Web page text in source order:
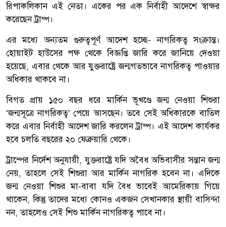
রিপাকলিকান এই নেতা। একের পর এক নির্বাহী আদেশে স্বাক্ষর
করেছেন ট্রাম্প।
এর মধ্যে অন্যতম গুরুত্বপূর্ণ আদেশ হচ্ছে- নাগরিকত্ব সংক্রান্ত।
হোয়াইট হাউসের পক্ষ থেকে বিজ্ঞপ্তি জারি করে জানিয়ে দেওয়া
হয়েছে, এবার থেকে আর যুক্তরাষ্ট্রে জন্মগতভাবে নাগরিকত্ব পাওয়ার
অধিকার থাকবে না।
বিগত প্রায় ১৫০ বছর ধরে মার্কিন ভূখণ্ডে জন্ম নেওয়া শিশুরা
‘জন্মসূত্রে নাগরিকত্ব’ পেয়ে আসছেন। তবে সেই অধিকারকে বাতিল
করে এবার নির্বাহী আদেশ জারি করলেন ট্রাম্প। এই আদেশ কার্যকর
হবে চলতি বছরের ২০ ফেব্রুয়ারি থেকে।
ট্রাম্পের নির্দেশ অনুযায়ী, যুক্তরাষ্ট্রে যদি অবৈধ অভিবাসীর সন্তান জন্ম
নেয়, তাহলে সেই শিশুরা আর মার্কিন নাগরিক হবেন না। এদিকে
জন্ম নেওয়া শিশুর মা-বাবা যদি বৈধ ভাবেই আমেরিকায় গিয়ে
থাকেন, কিন্তু তাদের মধ্যে কোনও একজন সেখানকার স্থায়ী বাসিন্দা
নন, তাহলেও সেই শিশু মার্কিন নাগরিকত্ব পাবে না।